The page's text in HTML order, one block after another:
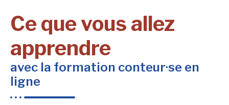
Ce que vous allez
apprendre
avec la formation conteur·se en
ligne